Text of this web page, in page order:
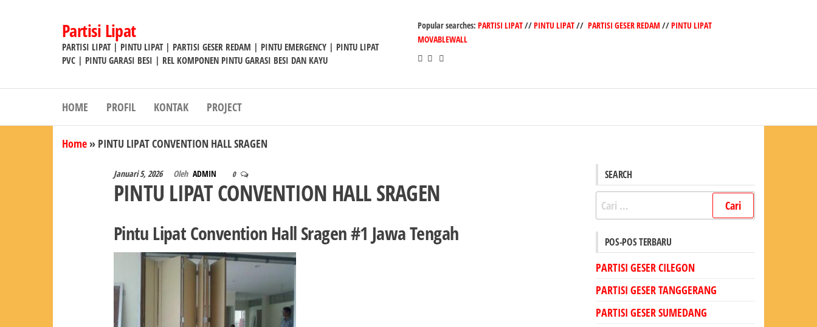
Partisi Lipat
PARTISI LIPAT | PINTU LIPAT | PARTISI GESER REDAM | PINTU EMERGENCY | PINTU LIPAT
PVC | PINTU GARASI BESI | REL KOMPONEN PINTU GARASI BESI DAN KAYU
Popular searches: PARTISI LIPAT//PINTU LIPAT// PARTISI GESER REDAM//PINTU LIPAT
MOVABLEWALL
HOME PROFIL KONTAK PROJECT
Home » PINTU LIPAT CONVENTION HALL SRAGEN
Januari 5, 2026 Oleh ADMIN 0
PINTU LIPAT CONVENTION HALL SRAGEN
Pintu Lipat Convention Hall Sragen #1 Jawa Tengah
SEARCH
Cari
untuk:
POS-POS TERBARU
PARTISI GESER CILEGON
PARTISI GESER TANGGERANG
PARTISI GESER SUMEDANG